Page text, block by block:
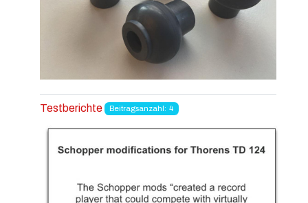
Testberichte Beitragsanzahl: 4